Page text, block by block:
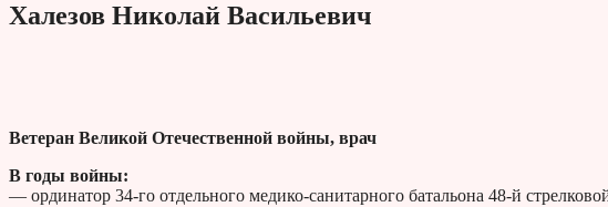
Халезов Николай Васильевич
Ветеран Великой Отечественной войны, врач
В годы войны:
— ординатор 34-го отдельного медико-санитарного батальона 48-й